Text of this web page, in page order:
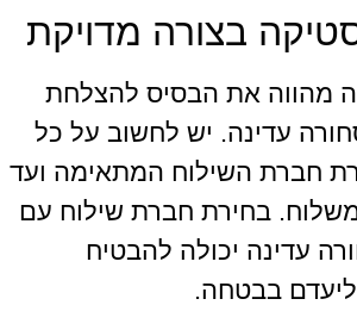
בצורה מדויקת
מהווה את הבסיס להצלחת
עדינה. יש לחשוב על כל
חברת השילוח המתאימה ועד
בחירת חברת שילוח עם
עדינה יכולה להבטיח
ליעדם בבטחה.